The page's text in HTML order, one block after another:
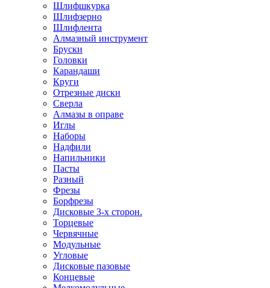
Шлифшкурка
Шлифзерно
Шлифлента
Алмазный инструмент
Бруски
Головки
Карандаши
Круги
Отрезные диски
Сверла
Алмазы в оправе
Иглы
Наборы
Надфили
Напильники
Пасты
Разный
Фрезы
Борфрезы
Дисковые 3-х сторон.
Торцевые
Червячные
Модульные
Угловые
Дисковые пазовые
Концевые